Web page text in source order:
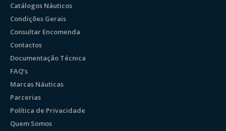
Catálogos Náuticos
Condições Gerais
Consultar Encomenda
Contactos
Documentação Técnica
FAQ’s
Marcas Náuticas
Parcerias
Política de Privacidade
Quem Somos